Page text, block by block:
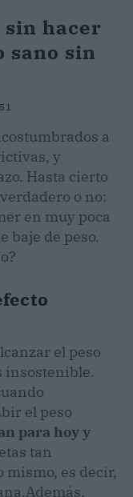
sin hacer
sano sin
a
y
Hasta cierto
o no:
en muy poca
baje de peso.
el peso
insostenible.
el peso
para hoy y
tan
mismo, es decir,
Además,